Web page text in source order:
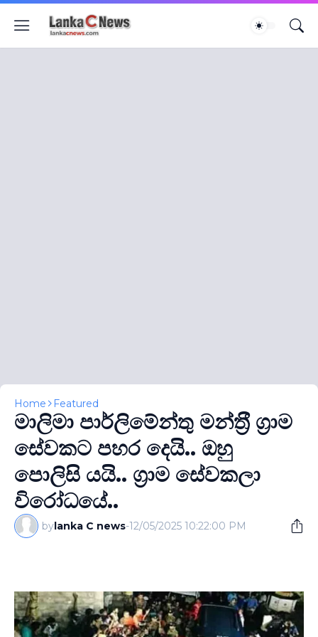
Home Featured
මාලිමා පාර්ලිමේන්තු මන්ත‍්‍රී ග‍්‍රාම
සේවකට පහර දෙයි.. ඔහු
පොලිසි යයි.. ග‍්‍රාම සේවකලා
විරෝධයේ..
bylanka C news-12/05/2025 10:22:00 PM